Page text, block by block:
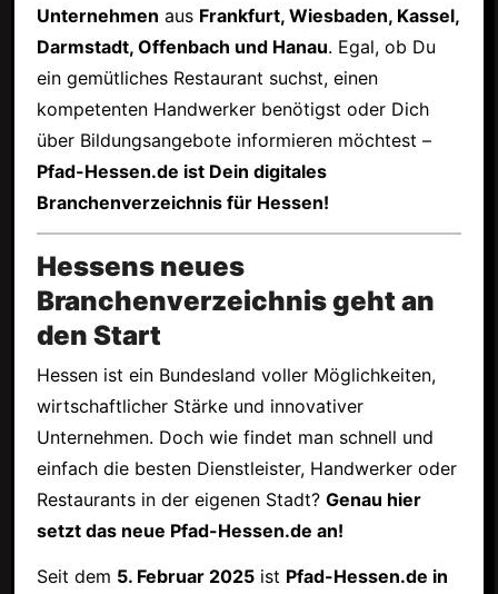
Unternehmen aus Frankfurt, Wiesbaden, Kassel,
Darmstadt, Offenbach und Hanau. Egal, ob Du
ein gemütliches Restaurant suchst, einen
kompetenten Handwerker benötigst oder Dich
über Bildungsangebote informieren möchtest –
Pfad-Hessen.de ist Dein digitales
Branchenverzeichnis für Hessen!
Hessens neues
Branchenverzeichnis geht an
den Start
Hessen ist ein Bundesland voller Möglichkeiten,
wirtschaftlicher Stärke und innovativer
Unternehmen. Doch wie findet man schnell und
einfach die besten Dienstleister, Handwerker oder
Restaurants in der eigenen Stadt? Genau hier
setzt das neue Pfad-Hessen.de an!
Seit dem 5. Februar 2025ist Pfad-Hessen.de in